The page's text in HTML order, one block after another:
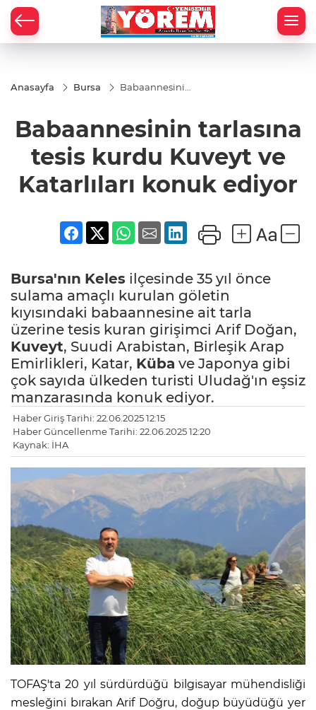
Anasayfa Bursa
Babaannesinin
ve Katarlıları
konuk ediyor
Babaannesinin tarlasına
tesis kurdu Kuveyt ve
Katarlıları konuk ediyor
Bursa'nın Keles ilçesinde 35 yıl önce
sulama amaçlı kurulan göletin
kıyısındaki babaannesine ait tarla
üzerine tesis kuran girişimci Arif Doğan,
Kuveyt, Suudi Arabistan, Birleşik Arap
Emirlikleri, Katar, Küba ve Japonya gibi
çok sayıda ülkeden turisti Uludağ'ın eşsiz
manzarasında konuk ediyor.
Haber Giriş Tarihi: 22.06.2025 12:15
Haber Güncellenme Tarihi: 22.06.2025 12:20
Kaynak: İHA
TOFAŞ'ta 20 yıl sürdürdüğü bilgisayar mühendisliği
mesleğini bırakan Arif Doğru, doğup büyüdüğü yer